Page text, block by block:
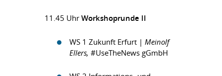
11.45 Uhr Workshoprunde II
WS 1 Zukunft Erfurt | Meinolf
Ellers, #UseTheNews gGmbH